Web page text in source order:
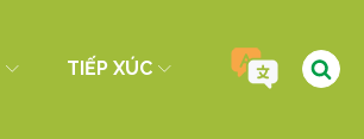
TIẾP XÚC